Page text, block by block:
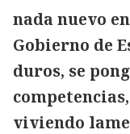
nada nuevo
Gobierno de
duros, se
viviendo